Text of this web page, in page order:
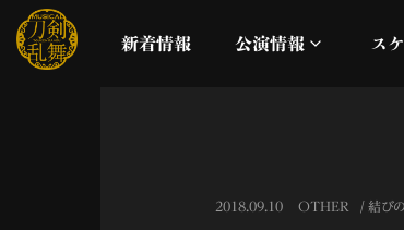
新着情報 公演情報 ス
2018.09.10 OTHER 結びの